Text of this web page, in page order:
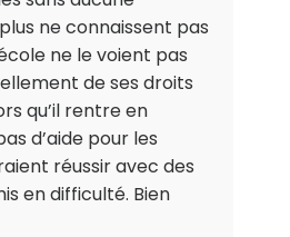
ne connaissent pas
ne le voient pas
de ses droits
qu’il rentre en
d’aide pour les
réussir avec des
en difficulté. Bien